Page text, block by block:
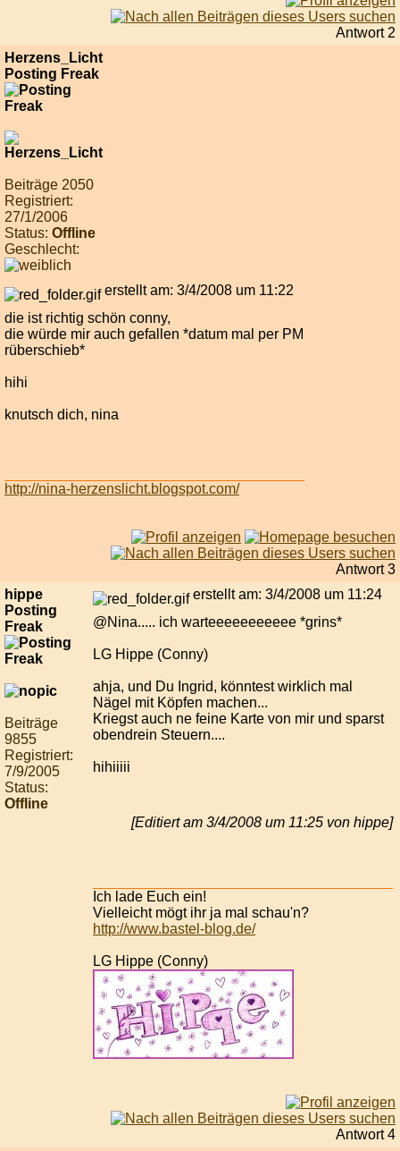
Antwort 2
Herzens_Licht
Posting Freak
Beiträge 2050
Registriert:
27/1/2006
Status: Offline
Geschlecht:
erstellt am: 3/4/2008 um 11:22
die ist richtig schön conny,
die würde mir auch gefallen *datum mal per PM
rüberschieb*
hihi
knutsch dich, nina
http://nina-herzenslicht.blogspot.com/
Antwort 3
hippe
Posting
Freak
Beiträge
9855
Registriert:
7/9/2005
Status:
Offline
erstellt am: 3/4/2008 um 11:24
@Nina..... ich warteeeeeeeeeee *grins*
LG Hippe (Conny)
ahja, und Du Ingrid, könntest wirklich mal
Nägel mit Köpfen machen...
Kriegst auch ne feine Karte von mir und sparst
obendrein Steuern....
hihiiiii
[Editiert am 3/4/2008 um 11:25 von hippe]
Ich lade Euch ein!
Vielleicht mögt ihr ja mal schau'n?
http://www.bastel-blog.de/
LG Hippe (Conny)
Antwort 4